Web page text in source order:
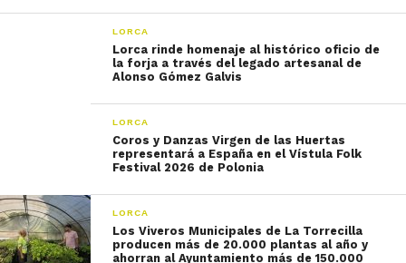
LORCA
Lorca rinde homenaje al histórico oficio de
la forja a través del legado artesanal de
Alonso Gómez Galvis
LORCA
Coros y Danzas Virgen de las Huertas
representará a España en el Vístula Folk
Festival 2026 de Polonia
LORCA
Los Viveros Municipales de La Torrecilla
producen más de 20.000 plantas al año y
ahorran al Ayuntamiento más de 150.000